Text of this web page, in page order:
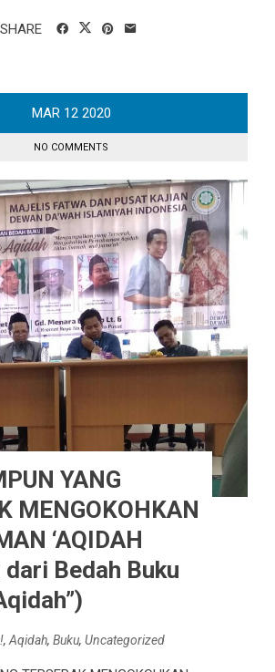
SHARE
MAR 12 2020
NO COMMENTS
YANG
MENGOKOHKAN
‘AQIDAH
Bedah Buku
, Aqidah, Buku, Uncategorized